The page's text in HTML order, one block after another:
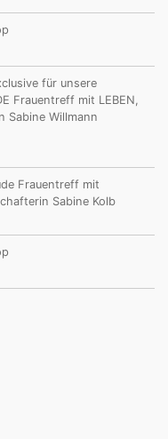
für unsere
Frauentreff mit LEBEN,
Sabine Willmann
Frauentreff mit
Sabine Kolb